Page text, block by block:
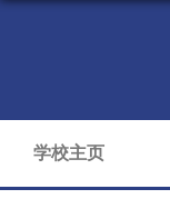
学校主页